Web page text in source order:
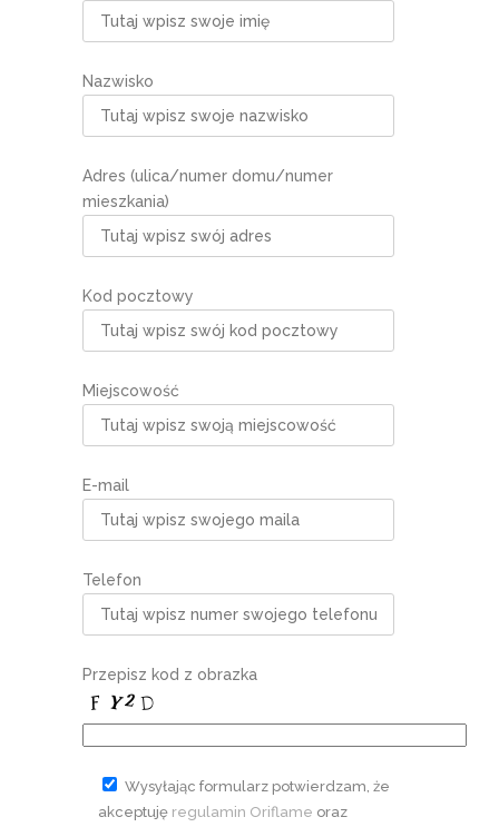
Nazwisko
Adres (ulica/numer domu/numer
mieszkania)
Kod pocztowy
Miejscowość
E-mail
Telefon
Przepisz kod z obrazka
Wysyłając formularz potwierdzam, że
akceptuję regulamin Oriflame oraz